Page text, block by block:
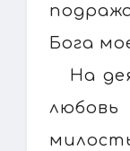
Бога
На